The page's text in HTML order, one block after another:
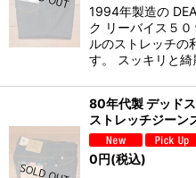
1994年製造の
ク リーバイス５
ルのストレッチの
す。 スッキリと
80年代製 デッド
ストレッチジーン
0円(税込)